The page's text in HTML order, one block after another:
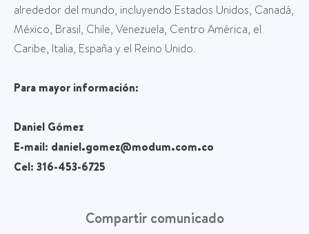
alrededor del mundo, incluyendo Estados Unidos, Canadá,
México, Brasil, Chile, Venezuela, Centro América, el
Caribe, Italia, España y el Reino Unido.
Para mayor información:
Daniel Gómez
E-mail: daniel.gomez@modum.com.co
Cel: 316-453-6725
Compartir comunicado